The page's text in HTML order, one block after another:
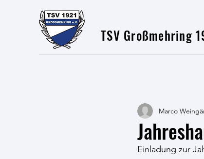
TSV Großmehring
Marco
Einladung zur